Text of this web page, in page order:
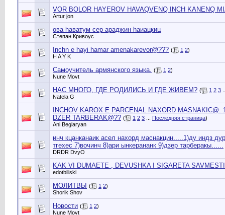
VOR BOLOR HAYEROV HAVAQVENQ INCH KANENQ
Artur jon
ова hаватум сер араджин hаиацкиц
Cтепан Кривоус
Inchn e hayi hamar amenakarevor@??? ( 1 2)
H A Y K
Самоучитель армянского языка. ( 1 2)
Nune Movt
НАС МНОГО, ГДЕ РОДИЛИСЬ И ГДЕ ЖИВЕМ? ( 1 2 3
Natela G
INCHOV KAROX E PARCENAL NAXORD
DZER TARBERAK@?? ( 1 2 3 Последняя страница)
Ani Beglaryan
инч кцанканаик асел нахорд маснакцин.....1)ду индз
тгехес 7)вочинч 8)ари ынкерананк 9)дзер тарберакы......
DRDR DvyО
KAK VI DUMAETE , DEVUSHKA I SIGARETA
edotbiliski
МОЛИТВЫ ( 1 2)
Shorik Shov
Новости ( 1 2)
Nune Movt